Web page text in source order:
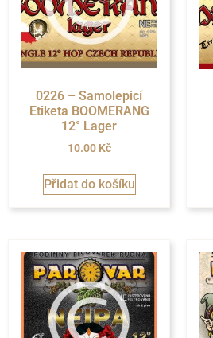
0226 – Samolepicí
Etiketa BOOMERANG
12° Lager
10.00 Kč
Přidat do košíku